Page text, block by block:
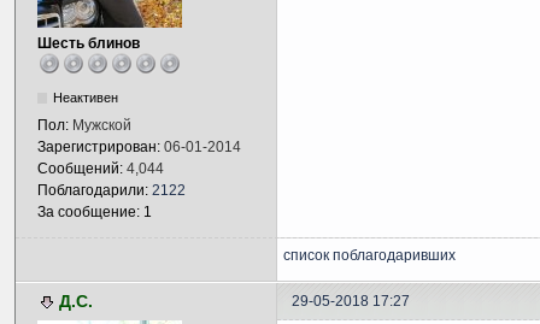
Шесть блинов
Неактивен
Пол: Мужской
Зарегистрирован: 06-01-2014
Сообщений: 4,044
Поблагодарили: 2122
За сообщение: 1
список поблагодаривших
Д.С. 29-05-2018 17:27